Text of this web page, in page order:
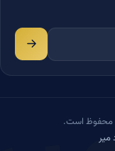
محفوظ است.
میر